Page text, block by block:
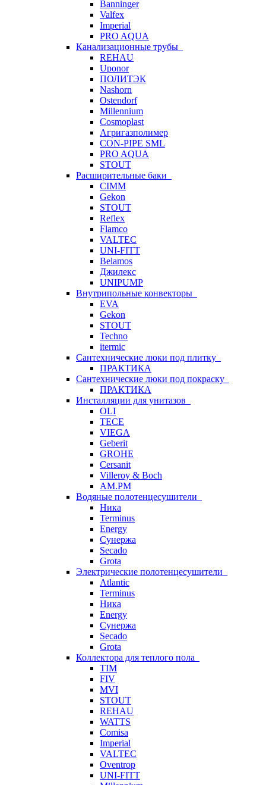
Banninger
Valfex
Imperial
PRO AQUA
Канализационные трубы
REHAU
Uponor
ПОЛИТЭК
Nashorn
Ostendorf
Millennium
Cosmoplast
Агригазполимер
CON-PIPE SML
PRO AQUA
STOUT
Расширительные баки
CIMM
Gekon
STOUT
Reflex
Flamco
VALTEC
UNI-FITT
Belamos
Джилекс
UNIPUMP
Внутрипольные конвекторы
EVA
Gekon
STOUT
Techno
itermic
Сантехнические люки под плитку
ПРАКТИКА
Сантехнические люки под покраску
ПРАКТИКА
Инсталляции для унитазов
OLI
TECE
VIEGA
Geberit
GROHE
Cersanit
Villeroy & Boch
AM.PM
Водяные полотенцесушители
Ника
Terminus
Energy
Сунержа
Secado
Grota
Электрические полотенцесушители
Atlantic
Terminus
Ника
Energy
Сунержа
Secado
Grota
Коллектора для теплого пола
TIM
FIV
MVI
STOUT
REHAU
WATTS
Comisa
Imperial
VALTEC
Oventrop
UNI-FITT